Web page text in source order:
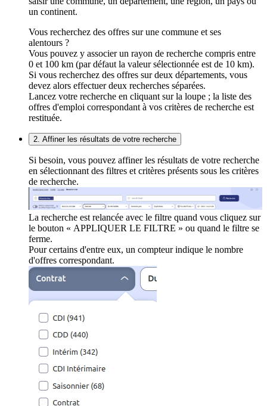
un continent.
Vous recherchez des offres sur une commune et ses
alentours ?
Vous pouvez y associer un rayon de recherche compris entre
0 et 100 km (par défaut la valeur sélectionnée est de 10 km).
Si vous recherchez des offres sur deux départements, vous
devez alors effectuer deux recherches séparées.
Lancez votre recherche en cliquant sur la loupe ; la liste des
offres d'emploi correspondant à vos critères de recherche est
restituée.
2. Affiner les résultats de votre recherche
Si besoin, vous pouvez affiner les résultats de votre recherche
en sélectionnant des filtres et critères présents sous les critères
de recherche.
La recherche est relancée avec le filtre quand vous cliquez sur
le bouton « APPLIQUER LE FILTRE » ou quand le filtre se
ferme.
Pour certains d'entre eux, un compteur indique le nombre
d'offres correspondant.